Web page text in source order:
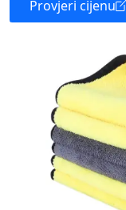
Provjeri cijenu